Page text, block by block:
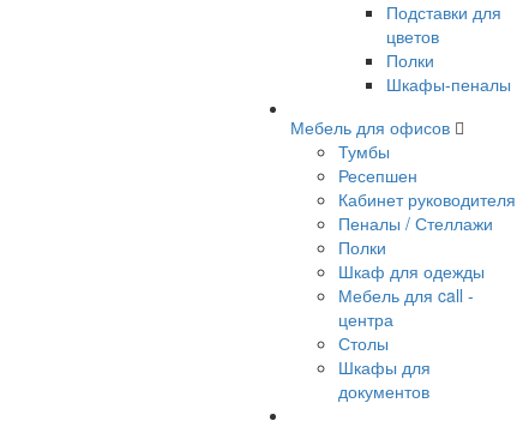
Подставки для
цветов
Полки
Шкафы-пеналы
Мебель для офисов
Тумбы
Ресепшен
Кабинет руководителя
Пеналы / Стеллажи
Полки
Шкаф для одежды
Мебель для call -
центра
Столы
Шкафы для
документов